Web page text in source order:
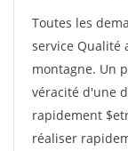
Toutes les
service Qualité
montagne. Un
véracité d'une
rapidement
réaliser